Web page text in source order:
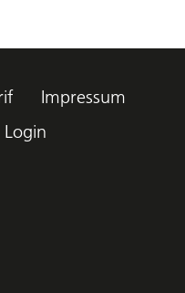
Impressum
Login